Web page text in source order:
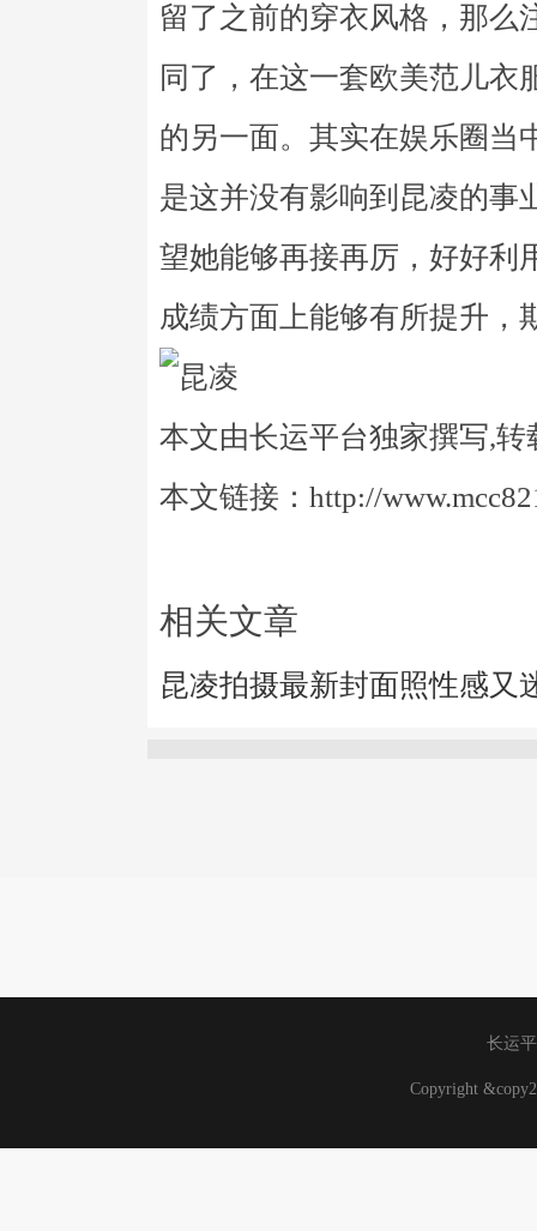
留了之前的穿衣风格，那么
同了，在这一套欧美范儿
的另一面。其实在娱乐圈当
是这并没有影响到昆凌的事
望她能够再接再厉，好好利
成绩方面上能够有所提升，
本文由长运平台独家撰写,转
本文链接：http://
相关文章
昆凌拍摄最新封面照性感又
长运
Copyright